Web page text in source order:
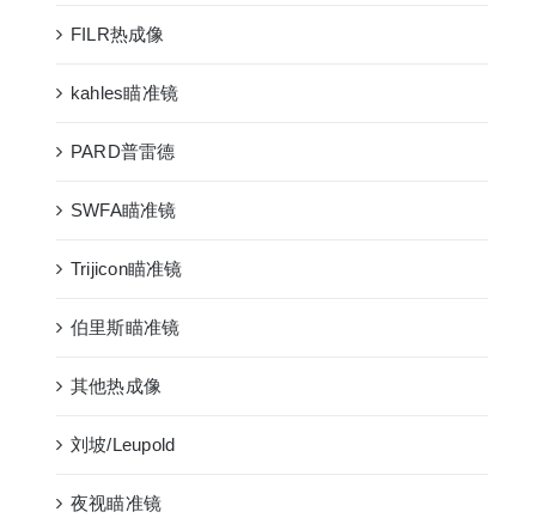
FILR热成像
kahles瞄准镜
PARD普雷德
SWFA瞄准镜
Trijicon瞄准镜
伯里斯瞄准镜
其他热成像
刘坡/Leupold
夜视瞄准镜